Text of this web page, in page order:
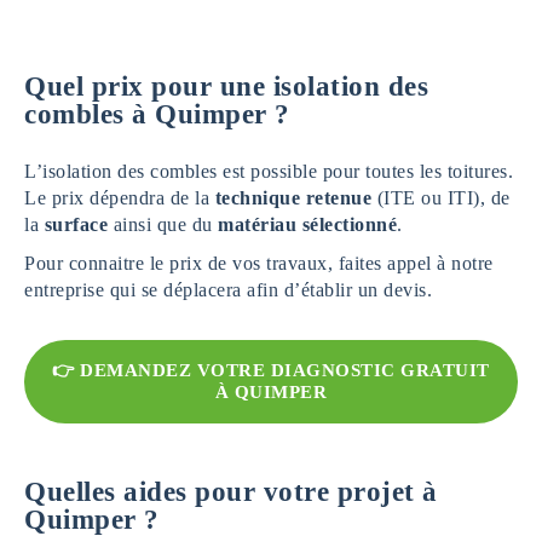
Quel prix pour une isolation des
combles à Quimper ?
L’isolation des combles est possible pour toutes les toitures.
Le prix dépendra de la technique retenue (ITE ou ITI), de
la surface ainsi que du matériau sélectionné.
Pour connaitre le prix de vos travaux, faites appel à notre
entreprise qui se déplacera afin d’établir un devis.
👉 DEMANDEZ VOTRE DIAGNOSTIC GRATUIT
À QUIMPER
Quelles aides pour votre projet à
Quimper ?